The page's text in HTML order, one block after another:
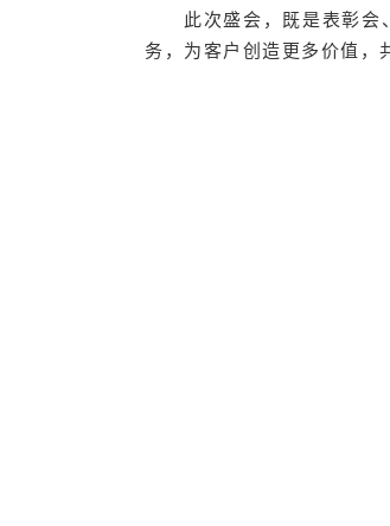
此次盛会，既是表彰会
务，为客户创造更多价值，